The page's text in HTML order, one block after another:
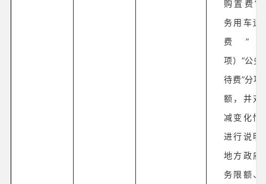
购置费”“
务用车运
费”
项）“公务
待费”分项
额，并对
减变化情
进行说明
地方政府
务限额、